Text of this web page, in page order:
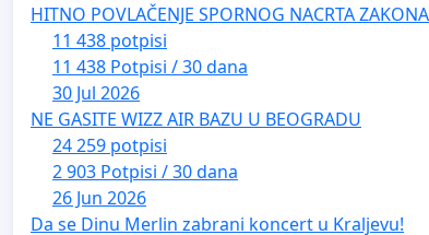
HITNO POVLAČENJE SPORNOG NACRTA
11 438 potpisi
11 438 Potpisi / 30 dana
30 Jul 2026
NE GASITE WIZZ AIR BAZU U BEOGRADU
24 259 potpisi
2 903 Potpisi / 30 dana
26 Jun 2026
Da se Dinu Merlin zabrani koncert u Kraljevu!